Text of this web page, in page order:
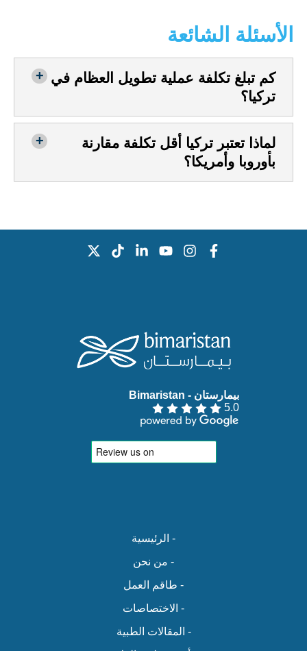
الأسئلة الشائعة
كم تبلغ تكلفة عملية تطويل العظام في
تركيا؟
لماذا تعتبر تركيا أقل تكلفة مقارنة
بأوروبا وأمريكا؟
بيمارستان - Bimaristan‏
5.0
- الرئيسية
- من نحن
- طاقم العمل
- الاختصاصات
- المقالات الطبية